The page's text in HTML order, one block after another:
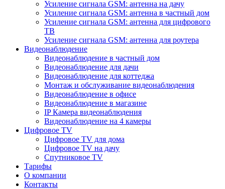
Усиление сигнала GSM: антенна на дачу
Усиление сигнала GSM: антенна в частный дом
Усиление сигнала GSM: антенна для цифрового
ТВ
Усиление сигнала GSM: антенна для роутера
Видеонаблюдение
Видеонаблюдение в частный дом
Видеонаблюдение для дачи
Видеонаблюдение для коттеджа
Монтаж и обслуживание видеонаблюдения
Видеонаблюдение в офисе
Видеонаблюдение в магазине
IP Камера видеонаблюдения
Видеонаблюдение на 4 камеры
Цифровое TV
Цифровое TV для дома
Цифровое TV на дачу
Спутниковое TV
Тарифы
О компании
Контакты